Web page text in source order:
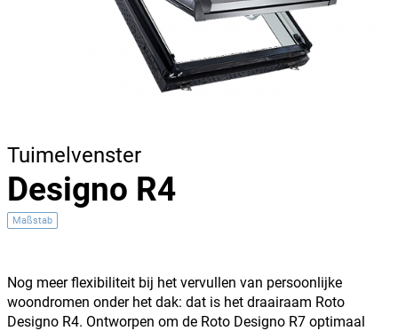
Tuimelvenster
Designo R4
Maßstab
Nog meer flexibiliteit bij het vervullen van persoonlijke
woondromen onder het dak: dat is het draairaam Roto
Designo R4. Ontworpen om de Roto Designo R7 optimaal